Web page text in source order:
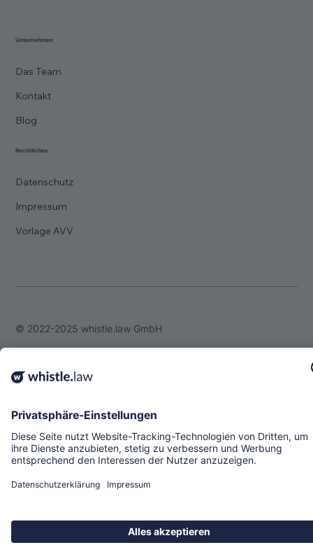
Unternehmen
Das Team
Kontakt
Blog
Rechtliches
Datenschutz
Impressum
Vorlage AVV
© 2022-2025 whistle.law GmbH